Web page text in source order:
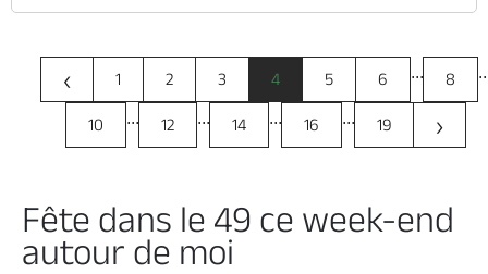
‹ 1 2 3 4 5 6 ... 8
10 ... 12 ... 14 ... 16 ... 19 ›
Fête dans le 49 ce week-end
autour de moi